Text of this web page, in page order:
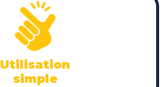
Utilisation
simple